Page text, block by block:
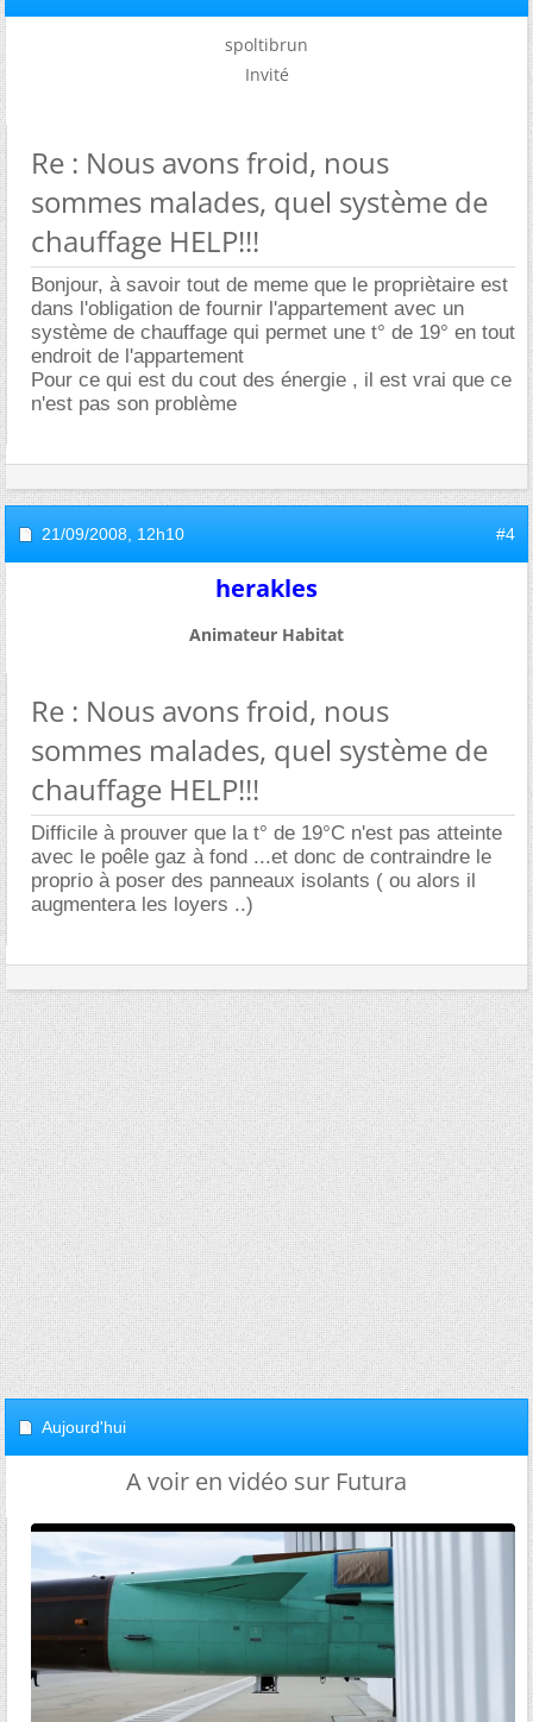
spoltibrun
Invité
Re : Nous avons froid, nous
sommes malades, quel système de
chauffage HELP!!!
Bonjour, à savoir tout de meme que le propriètaire est
dans l'obligation de fournir l'appartement avec un
système de chauffage qui permet une t° de 19° en tout
endroit de l'appartement
Pour ce qui est du cout des énergie , il est vrai que ce
n'est pas son problème
21/09/2008, 12h10 #4
herakles
Animateur Habitat
Re : Nous avons froid, nous
sommes malades, quel système de
chauffage HELP!!!
Difficile à prouver que la t° de 19°C n'est pas atteinte
avec le poêle gaz à fond ...et donc de contraindre le
proprio à poser des panneaux isolants ( ou alors il
augmentera les loyers ..)
Aujourd'hui
A voir en vidéo sur Futura